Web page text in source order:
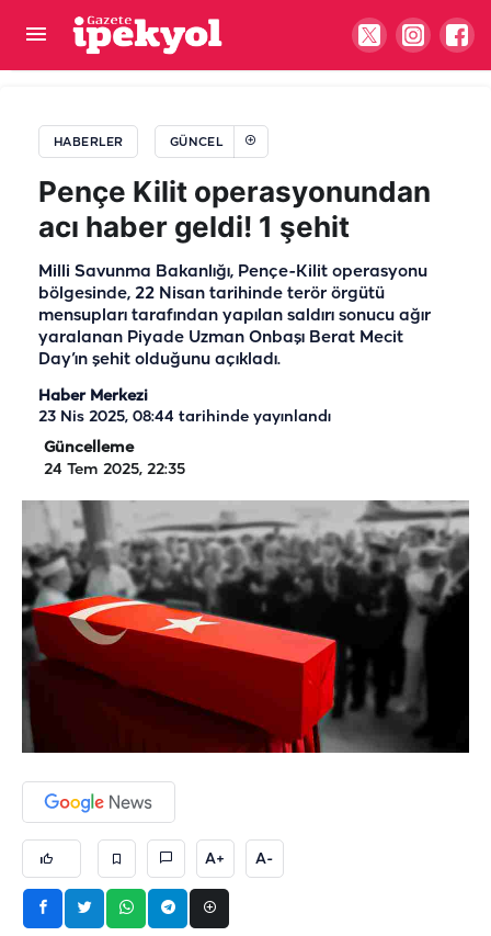
HABERLER GÜNCEL
Pençe Kilit operasyonundan
acı haber geldi! 1 şehit
Milli Savunma Bakanlığı, Pençe-Kilit operasyonu
bölgesinde, 22 Nisan tarihinde terör örgütü
mensupları tarafından yapılan saldırı sonucu ağır
yaralanan Piyade Uzman Onbaşı Berat Mecit
Day’ın şehit olduğunu açıkladı.
Haber Merkezi
23 Nis 2025, 08:44 tarihinde yayınlandı
Güncelleme
24 Tem 2025, 22:35
A+ A-
Şanlıurfa'da uçak bileti alacaklar dikkat! Ajet'ten